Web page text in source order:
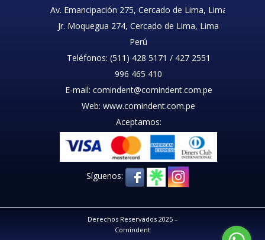
Av. Emancipación 275, Cercado de Lima, Lima
Jr. Moquegua 274, Cercado de Lima, Lima
Perú
Teléfonos: (511) 428 5171 / 427 2551
996 465 410
E-mail: comindent@comindent.com.pe
Web: www.comindent.com.pe
Aceptamos:
Síguenos:
Derechos Reservados 2025 –
Comindent